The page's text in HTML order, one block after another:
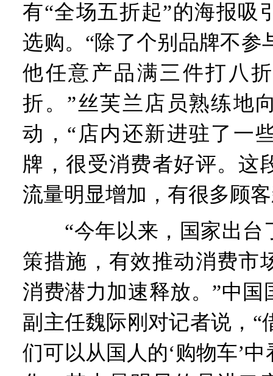
有“全场五折起”的海报吸
选购。“除了个别品牌不参
他任意产品满三件打八
折。”丝芙兰店员熟练地
动，“店内还新进驻了一
牌，很受消费者好评。这
流量明显增加，有很多顾
“今年以来，国家出台
策措施，有效推动消费市
消费潜力加速释放。”中国
副主任魏际刚对记者说，“
们可以从国人的‘购物车’